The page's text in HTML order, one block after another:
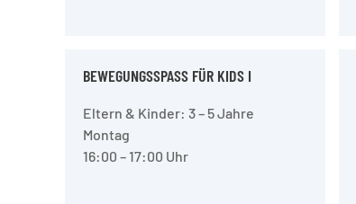
BEWEGUNGSSPASS FÜR KIDS I
Eltern & Kinder: 3 – 5 Jahre
Montag
16:00 – 17:00 Uhr